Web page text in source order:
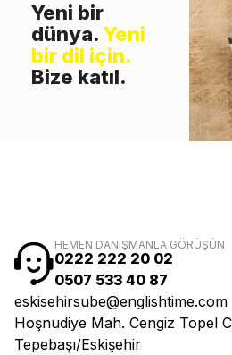
Yeni bir
dünya. Yeni
bir dil için.
Bize katıl.
HEMEN DANIŞMANLA GÖRÜŞÜN
0222 222 20 02
0507 533 40 87
eskisehirsube@englishtime.com
Hoşnudiye Mah. Cengiz Topel
Tepebaşı/Eskişehir